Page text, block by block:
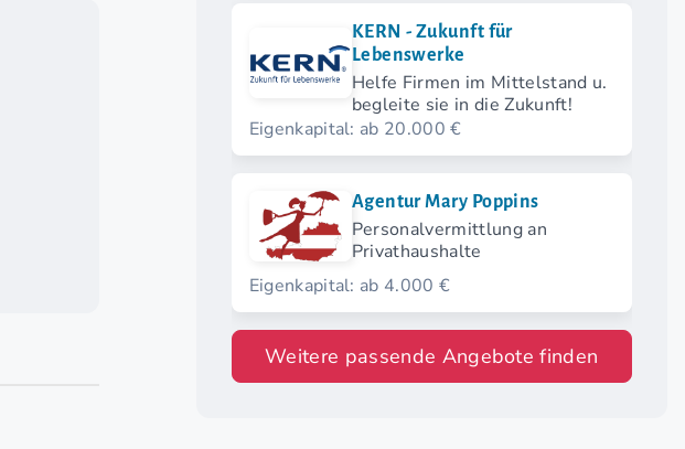
KERN - Zukunft für
Lebenswerke
Helfe Firmen im Mittelstand u.
begleite sie in die Zukunft!
Eigenkapital: ab 20.000 €
Agentur Mary Poppins
Personalvermittlung an
Privathaushalte
Eigenkapital: ab 4.000 €
Weitere passende Angebote finden